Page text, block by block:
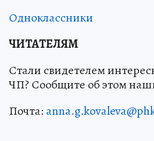
Одноклассники
ЧИТАТЕЛЯМ
Стали свидетелем
ЧП? Сообщите об этом
Почта: